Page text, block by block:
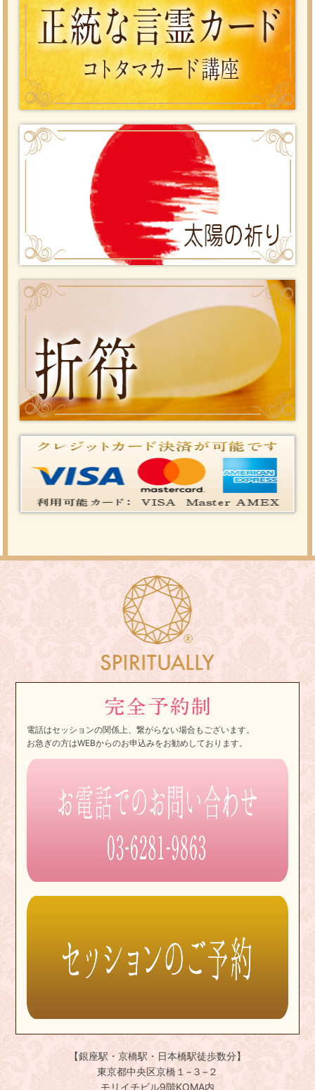
電話はセッションの関係上、繋がらない場合もございます。
お急ぎの方はWEBからのお申込みをお勧めしております。
【銀座駅・京橋駅・日本橋駅徒歩数分】
東京都中央区京橋１−３−２
モリイチビル9階KOMA内